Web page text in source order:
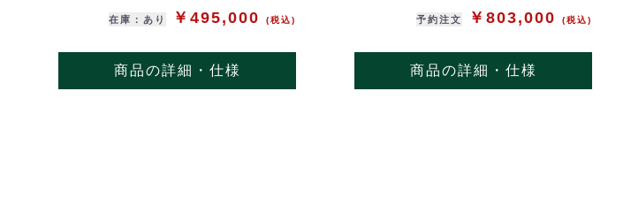
在庫：あり ￥495,000(税込)
商品の詳細・仕様
予約注文 ￥803,000(税込)
商品の詳細・仕様